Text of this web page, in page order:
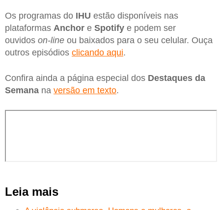
Os programas do IHU estão disponíveis nas
plataformas Anchor e Spotify e podem ser
ouvidos on-line ou baixados para o seu celular. Ouça
outros episódios clicando aqui.
Confira ainda a página especial dos Destaques da
Semana na versão em texto.
Leia mais